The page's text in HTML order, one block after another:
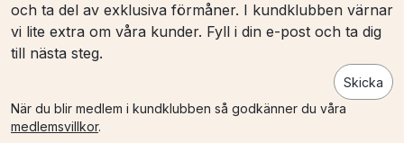
och ta del av exklusiva förmåner. I kundklubben värnar
vi lite extra om våra kunder. Fyll i din e-post och ta dig
till nästa steg.
Skicka
När du blir medlem i kundklubben så godkänner du våra
medlemsvillkor.